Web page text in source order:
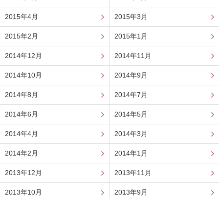
2015年4月 2015年3月
2015年2月 2015年1月
2014年12月 2014年11月
2014年10月 2014年9月
2014年8月 2014年7月
2014年6月 2014年5月
2014年4月 2014年3月
2014年2月 2014年1月
2013年12月 2013年11月
2013年10月 2013年9月